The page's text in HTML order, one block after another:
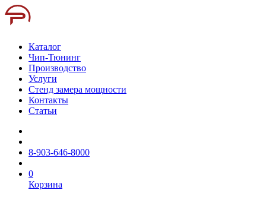
Каталог
Чип-Тюнинг
Производство
Услуги
Стенд замера мощности
Контакты
Статьи
8-903-646-8000
0
Корзина